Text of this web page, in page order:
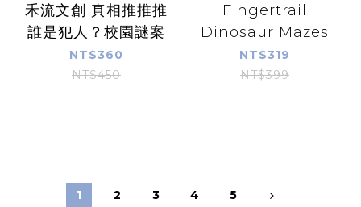
禾流文創 真相推推推
誰是犯人？校園謎案
NT$360
NT$450
Fingertrail
Dinosaur Mazes
NT$319
NT$399
1 2 3 4 5